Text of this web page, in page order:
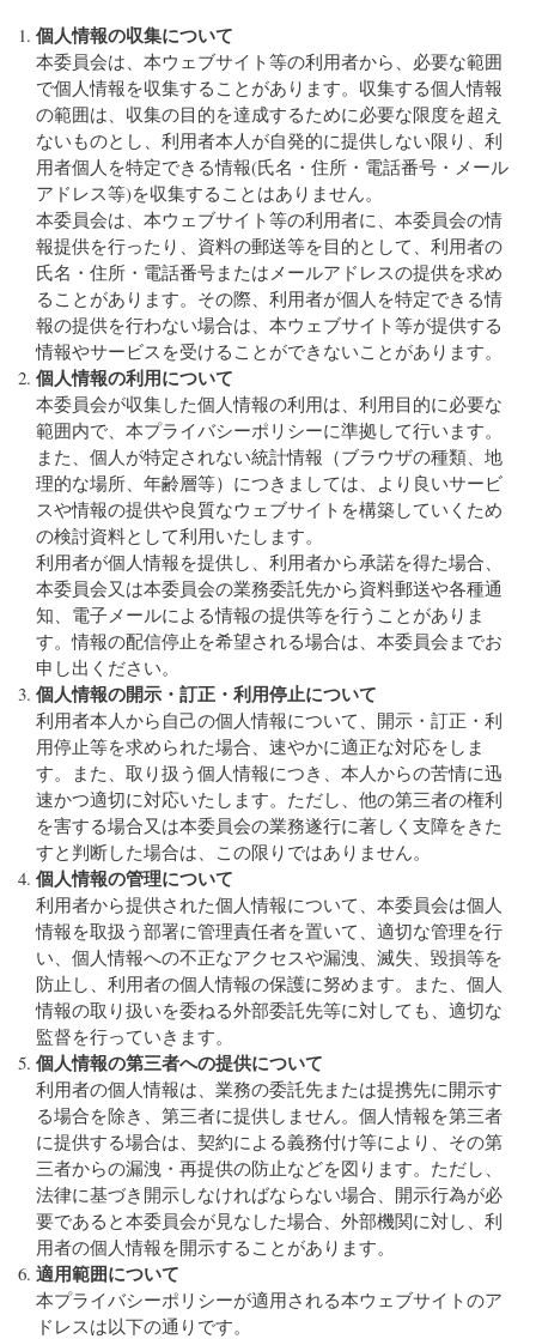
個人情報の収集について
本委員会は、本ウェブサイト等の利用者から、必要な範囲
で個人情報を収集することがあります。収集する個人情報
の範囲は、収集の目的を達成するために必要な限度を超え
ないものとし、利用者本人が自発的に提供しない限り、利
用者個人を特定できる情報(氏名・住所・電話番号・メール
アドレス等)を収集することはありません。
本委員会は、本ウェブサイト等の利用者に、本委員会の情
報提供を行ったり、資料の郵送等を目的として、利用者の
氏名・住所・電話番号またはメールアドレスの提供を求め
ることがあります。その際、利用者が個人を特定できる情
報の提供を行わない場合は、本ウェブサイト等が提供する
情報やサービスを受けることができないことがあります。
個人情報の利用について
本委員会が収集した個人情報の利用は、利用目的に必要な
範囲内で、本プライバシーポリシーに準拠して行います。
また、個人が特定されない統計情報（ブラウザの種類、地
理的な場所、年齢層等）につきましては、より良いサービ
スや情報の提供や良質なウェブサイトを構築していくため
の検討資料として利用いたします。
利用者が個人情報を提供し、利用者から承諾を得た場合、
本委員会又は本委員会の業務委託先から資料郵送や各種通
知、電子メールによる情報の提供等を行うことがありま
す。情報の配信停止を希望される場合は、本委員会までお
申し出ください。
個人情報の開示・訂正・利用停止について
利用者本人から自己の個人情報について、開示・訂正・利
用停止等を求められた場合、速やかに適正な対応をしま
す。また、取り扱う個人情報につき、本人からの苦情に迅
速かつ適切に対応いたします。ただし、他の第三者の権利
を害する場合又は本委員会の業務遂行に著しく支障をきた
すと判断した場合は、この限りではありません。
個人情報の管理について
利用者から提供された個人情報について、本委員会は個人
情報を取扱う部署に管理責任者を置いて、適切な管理を行
い、個人情報への不正なアクセスや漏洩、滅失、毀損等を
防止し、利用者の個人情報の保護に努めます。また、個人
情報の取り扱いを委ねる外部委託先等に対しても、適切な
監督を行っていきます。
個人情報の第三者への提供について
利用者の個人情報は、業務の委託先または提携先に開示す
る場合を除き、第三者に提供しません。個人情報を第三者
に提供する場合は、契約による義務付け等により、その第
三者からの漏洩・再提供の防止などを図ります。ただし、
法律に基づき開示しなければならない場合、開示行為が必
要であると本委員会が見なした場合、外部機関に対し、利
用者の個人情報を開示することがあります。
適用範囲について
本プライバシーポリシーが適用される本ウェブサイトのア
ドレスは以下の通りです。